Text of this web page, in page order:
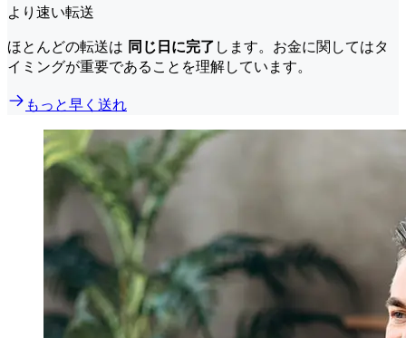
より速い転送
ほとんどの転送は 同じ日に完了 します。お金に関してはタ
イミングが重要であることを理解しています。
もっと早く送れ